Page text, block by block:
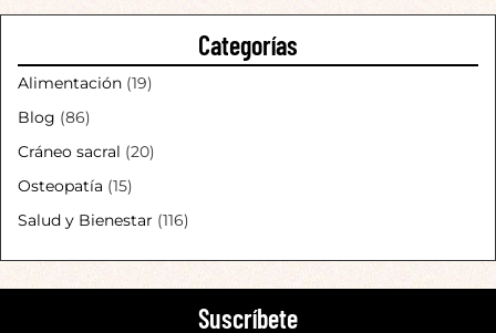
Categorías
Alimentación (19)
Blog (86)
Cráneo sacral (20)
Osteopatía (15)
Salud y Bienestar (116)
Suscríbete